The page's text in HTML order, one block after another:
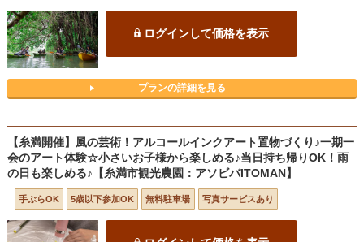
ログインして価格を表示
プランの詳細を見る
【糸満開催】風の芸術！アルコールインクアート置物づくり♪一期一
会のアート体験☆小さいお子様から楽しめる♪当日持ち帰りOK！雨
の日も楽しめる♪【糸満市観光農園：アソビバITOMAN】
手ぶらOK 5歳以下参加OK 無料駐車場 写真サービスあり